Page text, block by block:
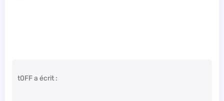
t0FF a écrit :